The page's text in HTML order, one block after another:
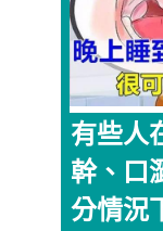
有些人
幹、口
分情況